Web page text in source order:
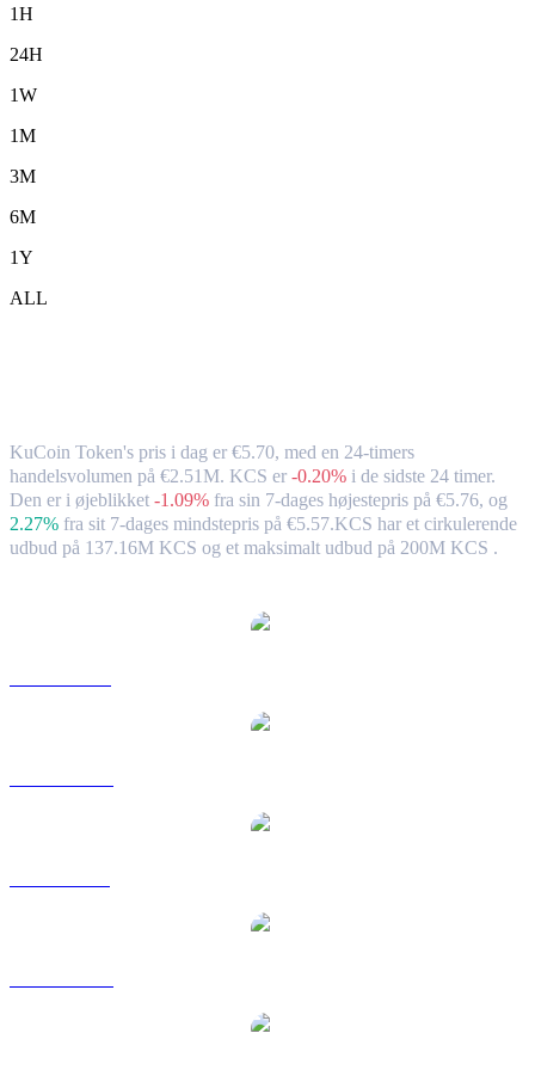
1H
24H
1W
1M
3M
6M
1Y
ALL
KuCoin Token's pris i dag er €5.70, med en 24-timers
handelsvolumen på €2.51M. KCS er -0.20% i de sidste 24 timer.
Den er i øjeblikket -1.09% fra sin 7-dages højestepris på €5.76, og
2.27% fra sit 7-dages mindstepris på €5.57.KCS har et cirkulerende
udbud på 137.16M KCS og et maksimalt udbud på 200M KCS .